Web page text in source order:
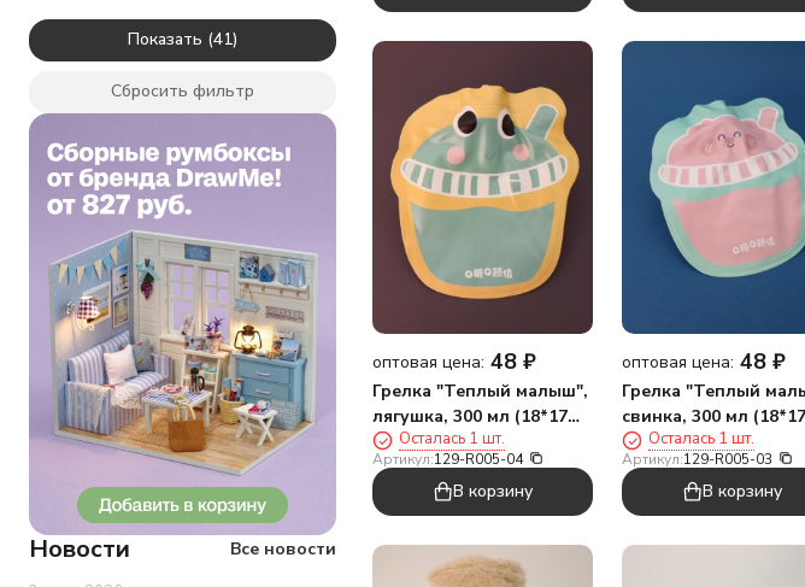
оптовая цена: 48 ₽
Грелка "Теплый малыш",
лягушка, 300 мл (18*17
см) Осталась 1 шт.
Артикул:129-R005-04
В корзину
оптовая цена: 48 ₽
Грелка "Теплый
свинка, 300 мл
Осталась 1 шт.
Артикул:129-R005-03
В корзину
Новый год
Показать
Сбросить фильтр
Новости Все новости